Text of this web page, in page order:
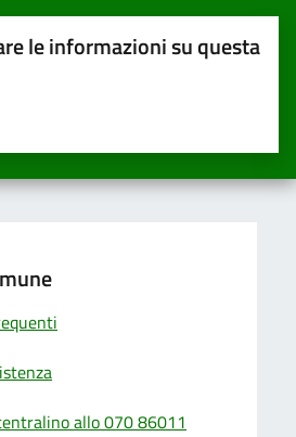
le informazioni su questa
5 stelle su 5
su 5
su 5
5
allo 070 86011